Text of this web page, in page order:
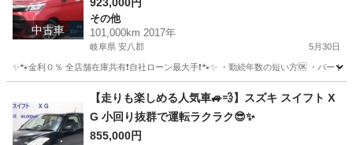
中古車
その他
101,000km 2017年
岐阜県 安八郡 5月30日
✨🐾金利０％ 全店舗在庫共有❗️自社ローン最大手❗️🐾✨ ・勤続年数の短い方🆗 ・パー
その他 タンク
【走りも楽しめる人気車🚙💨】スズキ スイフト X
G 小回り抜群で運転ラクラク😎✨
855,000円